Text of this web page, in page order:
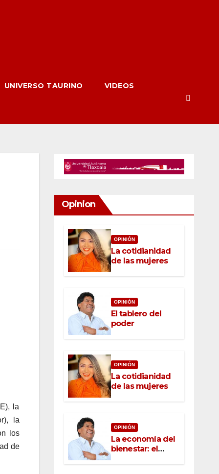
UNIVERSO TAURINO VIDEOS
la
la
los
de
Opinion
OPINIÓN
La cotidianidad
de las mujeres
OPINIÓN
El tablero del
poder
OPINIÓN
La cotidianidad
de las mujeres
OPINIÓN
La economía del
bienestar: el
nuevo rostro del